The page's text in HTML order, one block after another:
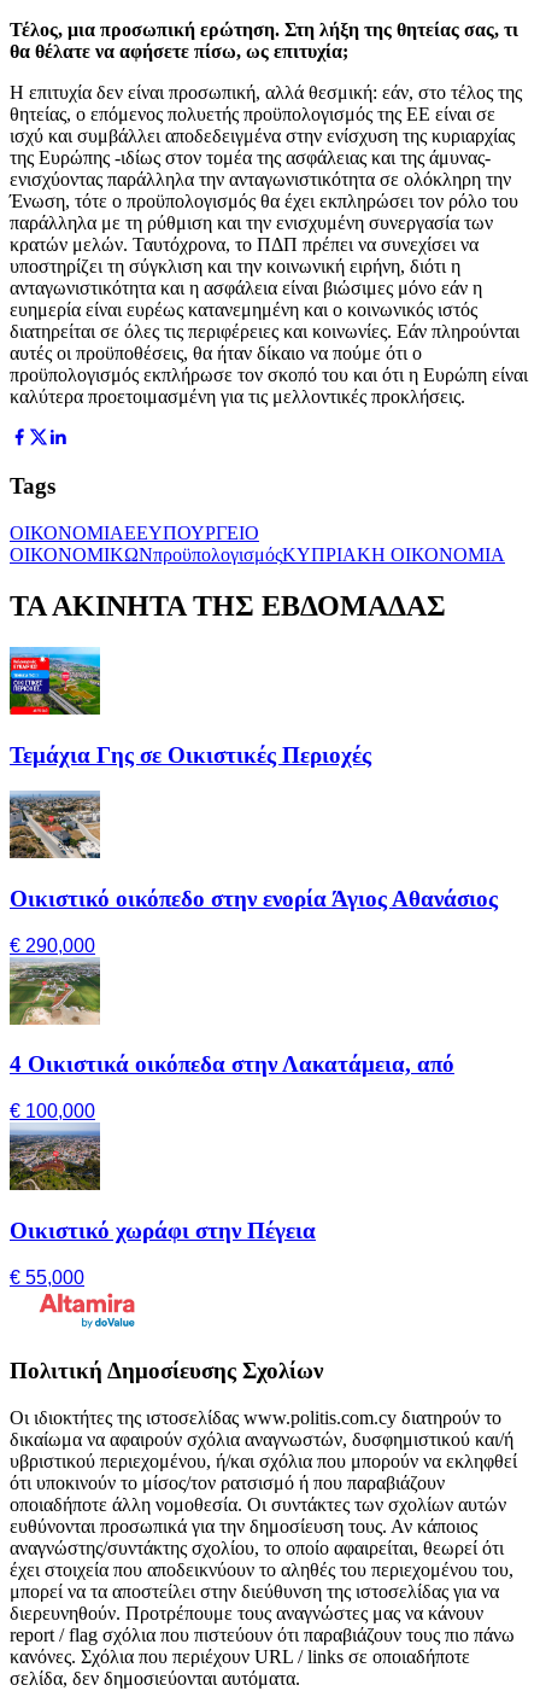
Τέλος, μια προσωπική ερώτηση. Στη λήξη της θητείας σας, τι
θα θέλατε να αφήσετε πίσω, ως επιτυχία;
Η επιτυχία δεν είναι προσωπική, αλλά θεσμική: εάν, στο τέλος της
θητείας, ο επόμενος πολυετής προϋπολογισμός της ΕΕ είναι σε
ισχύ και συμβάλλει αποδεδειγμένα στην ενίσχυση της κυριαρχίας
της Ευρώπης -ιδίως στον τομέα της ασφάλειας και της άμυνας-
ενισχύοντας παράλληλα την ανταγωνιστικότητα σε ολόκληρη την
Ένωση, τότε ο προϋπολογισμός θα έχει εκπληρώσει τον ρόλο του
παράλληλα με τη ρύθμιση και την ενισχυμένη συνεργασία των
κρατών μελών. Ταυτόχρονα, το ΠΔΠ πρέπει να συνεχίσει να
υποστηρίζει τη σύγκλιση και την κοινωνική ειρήνη, διότι η
ανταγωνιστικότητα και η ασφάλεια είναι βιώσιμες μόνο εάν η
ευημερία είναι ευρέως κατανεμημένη και ο κοινωνικός ιστός
διατηρείται σε όλες τις περιφέρειες και κοινωνίες. Εάν πληρούνται
αυτές οι προϋποθέσεις, θα ήταν δίκαιο να πούμε ότι ο
προϋπολογισμός εκπλήρωσε τον σκοπό του και ότι η Ευρώπη είναι
καλύτερα προετοιμασμένη για τις μελλοντικές προκλήσεις.
Tags
ΟΙΚΟΝΟΜΙΑΕΕΥΠΟΥΡΓΕΙΟ
ΟΙΚΟΝΟΜΙΚΩΝπροϋπολογισμόςΚΥΠΡΙΑΚΗ ΟΙΚΟΝΟΜΙΑ
ΤΑ ΑΚΙΝΗΤΑ ΤΗΣ ΕΒΔΟΜΑΔΑΣ
Τεμάχια Γης σε Οικιστικές Περιοχές
Οικιστικό οικόπεδο στην ενορία Άγιος Αθανάσιος
€ 290,000
4 Οικιστικά οικόπεδα στην Λακατάμεια, από
€ 100,000
Οικιστικό χωράφι στην Πέγεια
€ 55,000
Πολιτική Δημοσίευσης Σχολίων
Οι ιδιοκτήτες της ιστοσελίδας www.politis.com.cy διατηρούν το
δικαίωμα να αφαιρούν σχόλια αναγνωστών, δυσφημιστικού και/ή
υβριστικού περιεχομένου, ή/και σχόλια που μπορούν να εκληφθεί
ότι υποκινούν το μίσος/τον ρατσισμό ή που παραβιάζουν
οποιαδήποτε άλλη νομοθεσία. Οι συντάκτες των σχολίων αυτών
ευθύνονται προσωπικά για την δημοσίευση τους. Αν κάποιος
αναγνώστης/συντάκτης σχολίου, το οποίο αφαιρείται, θεωρεί ότι
έχει στοιχεία που αποδεικνύουν το αληθές του περιεχομένου του,
μπορεί να τα αποστείλει στην διεύθυνση της ιστοσελίδας για να
διερευνηθούν. Προτρέπουμε τους αναγνώστες μας να κάνουν
report / flag σχόλια που πιστεύουν ότι παραβιάζουν τους πιο πάνω
κανόνες. Σχόλια που περιέχουν URL / links σε οποιαδήποτε
σελίδα, δεν δημοσιεύονται αυτόματα.